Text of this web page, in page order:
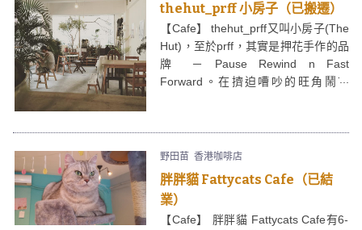
會收到有咖啡香的靚靚post card了。
thehut_prff 小房子（已搬遷）
【Cafe】 thehut_prff又叫小房子(The
Hut)，至於prff，其實是押花手作的品
牌 － Pause Rewind n Fast
Forward。在擠迫嘈吵的旺角鬧市
cafe、工作室、展覽場地，及讓人逃
避繁囂的小空間。
野田苗 香港咖啡店
胖胖貓 Fattycats Cafe（已結
業）
【Cafe】 胖胖貓 Fattycats Cafe有6-